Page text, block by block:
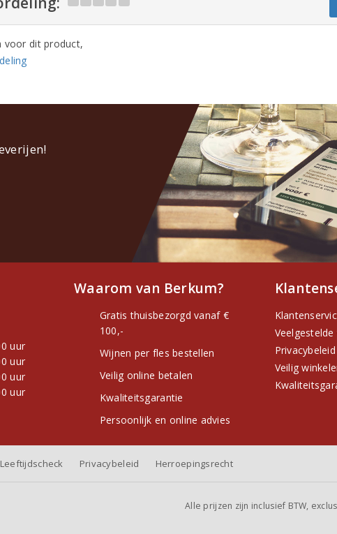
voor dit product,
uur
uur
uur
uur
Waarom van Berkum?
Gratis thuisbezorgd vanaf €
100,-
Wijnen per fles bestellen
Veilig online betalen
Kwaliteitsgarantie
Persoonlijk en online advies
Veelgestelde
Privacybeleid
Veilig
Leeftijdscheck Privacybeleid Herroepingsrecht
Alle prijzen zijn inclusief BTW,